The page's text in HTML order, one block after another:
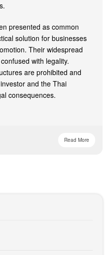
presented as common
solution for businesses
Their widespread
with legality.
are prohibited and
and the Thai
consequences.
Read More